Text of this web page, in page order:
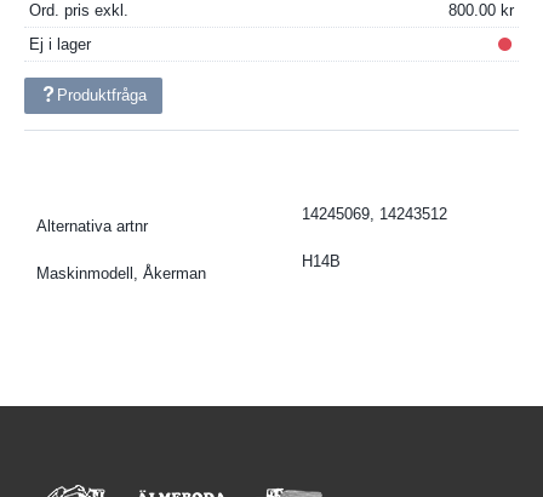
Ord. pris exkl.
800.00
Ej i lager
Produktfråga
Alternativa artnr
14245069, 14243512
Maskinmodell, Åkerman
H14B